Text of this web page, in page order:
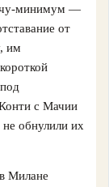
минимум —
от
им
с Мачии
обнулили их
Милане